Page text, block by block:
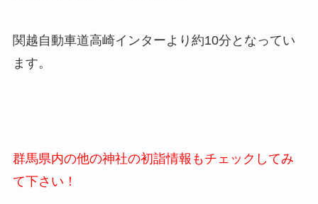
関越自動車道高崎インターより約10分 となってい
ます。
群馬県内の他の神社の初詣情報もチェックしてみ
て下さい！